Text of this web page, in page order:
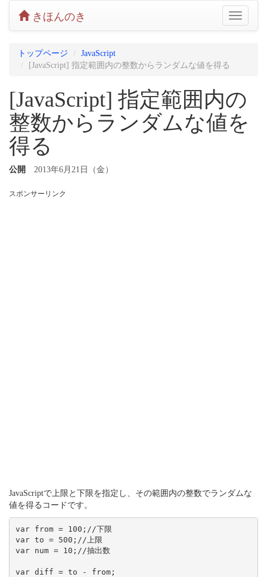
Toggle
きほんのき
トップページ
JavaScript
[JavaScript] 指定範囲内の整数からランダムな値を得る
[JavaScript] 指定範囲内の
整数からランダムな値を
得る
公開 2013年6月21日（金）
スポンサーリンク
JavaScriptで上限と下限を指定し、その範囲内の整数でランダムな
値を得るコードです。
var from = 100;//下限
var to = 500;//上限
var num = 10;//抽出数
var diff = to - from;